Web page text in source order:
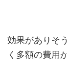
効果がありそ
く多額の費用